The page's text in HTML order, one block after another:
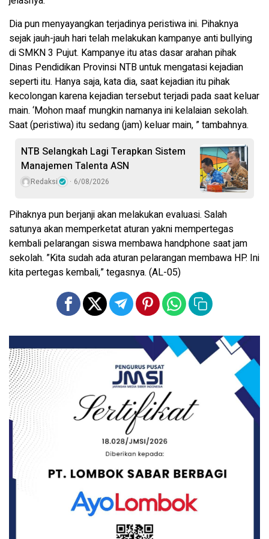
Dia pun menyayangkan terjadinya peristiwa ini. Pihaknya
sejak jauh-jauh hari telah melakukan kampanye anti bullying
di SMKN 3 Pujut. Kampanye itu atas dasar arahan pihak
Dinas Pendidikan Provinsi NTB untuk mengatasi kejadian
seperti itu. Hanya saja, kata dia, saat kejadian itu pihak
kecolongan karena kejadian tersebut terjadi pada saat keluar
main. ‘Mohon maaf mungkin namanya ini kelalaian sekolah.
Saat (peristiwa) itu sedang (jam) keluar main, ” tambahnya.
NTB Selangkah Lagi Terapkan Sistem
Manajemen Talenta ASN
Redaksi 6/08/2026
Pihaknya pun berjanji akan melakukan evaluasi. Salah
satunya akan memperketat aturan yakni mempertegas
kembali pelarangan siswa membawa handphone saat jam
sekolah. ”Kita sudah ada aturan pelarangan membawa HP. Ini
kita pertegas kembali,” tegasnya. (AL-05)